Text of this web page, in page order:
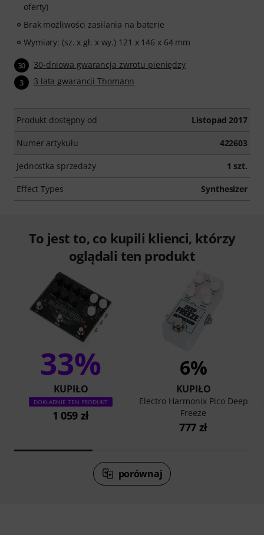
oferty)
Brak możliwości zasilania na baterie
Wymiary: (sz. x gł. x wy.) 121 x 146 x 64 mm
30 30-dniowa gwarancja zwrotu pieniędzy
3 3 lata gwarancji Thomann
Produkt dostępny od Listopad 2017
Numer artykułu 422603
Jednostka sprzedaży 1 szt.
Effect Types Synthesizer
To jest to, co kupili klienci, którzy
oglądali ten produkt
33%
KUPIŁO
DOKŁADNIE TEN PRODUKT
1 059 zł
6%
KUPIŁO
Electro Harmonix Pico Deep
Freeze
777 zł
porównaj